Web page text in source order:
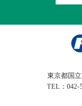
東京都国
TEL： 042-